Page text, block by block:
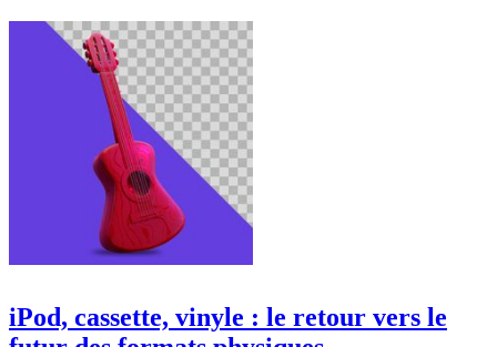
iPod, cassette, vinyle : le retour vers le